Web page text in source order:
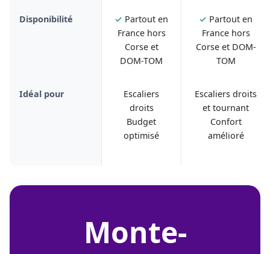
Disponibilité ✓ Partout en
France hors
Corse et
DOM-TOM
✓ Partout en
France hors
Corse et DOM-
TOM
Idéal pour
Escaliers
droits
Budget
optimisé
Escaliers droits
et tournant
Confort
amélioré
monte-